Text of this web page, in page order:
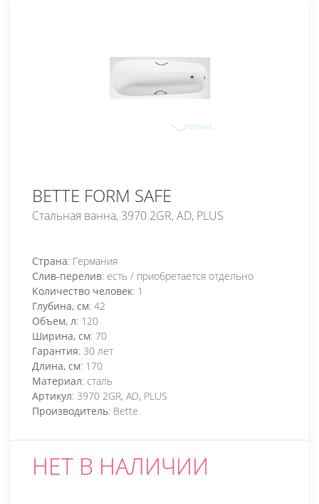
BETTE FORM SAFE
Стальная ванна, 3970 2GR, AD, PLUS
Страна: Германия
Слив-перелив: есть / приобретается отдельно
Количество человек: 1
Глубина, см: 42
Объем, л: 120
Ширина, см: 70
Гарантия: 30 лет
Длина, см: 170
Материал: сталь
Артикул: 3970 2GR, AD, PLUS
Производитель: Bette
НЕТ В НАЛИЧИИ